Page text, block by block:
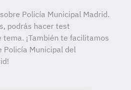
Policía Municipal Madrid.
podrás hacer test
¡También te facilitamos
Municipal del